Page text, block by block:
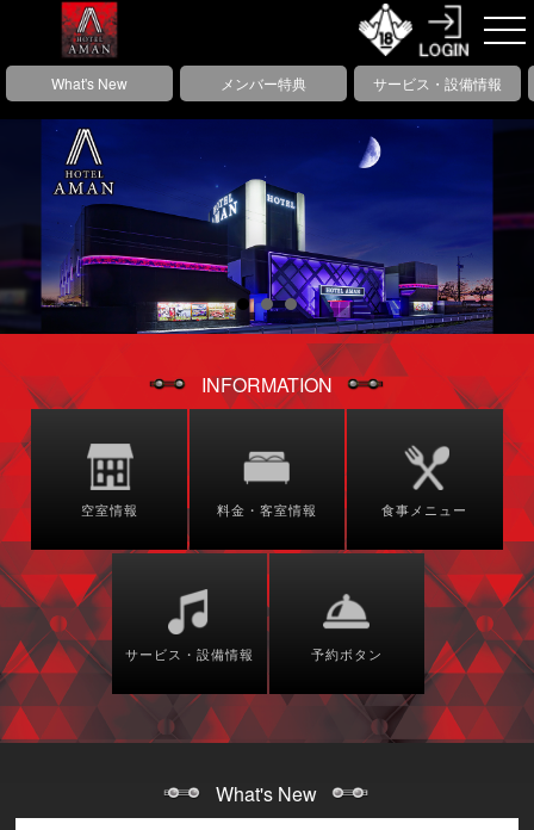
What's New メンバー特典 サービス・設備情報
INFORMATION
空室情報 料金・客室情報 食事メニュー
サービス・設備情報 予約ボタン
What's New